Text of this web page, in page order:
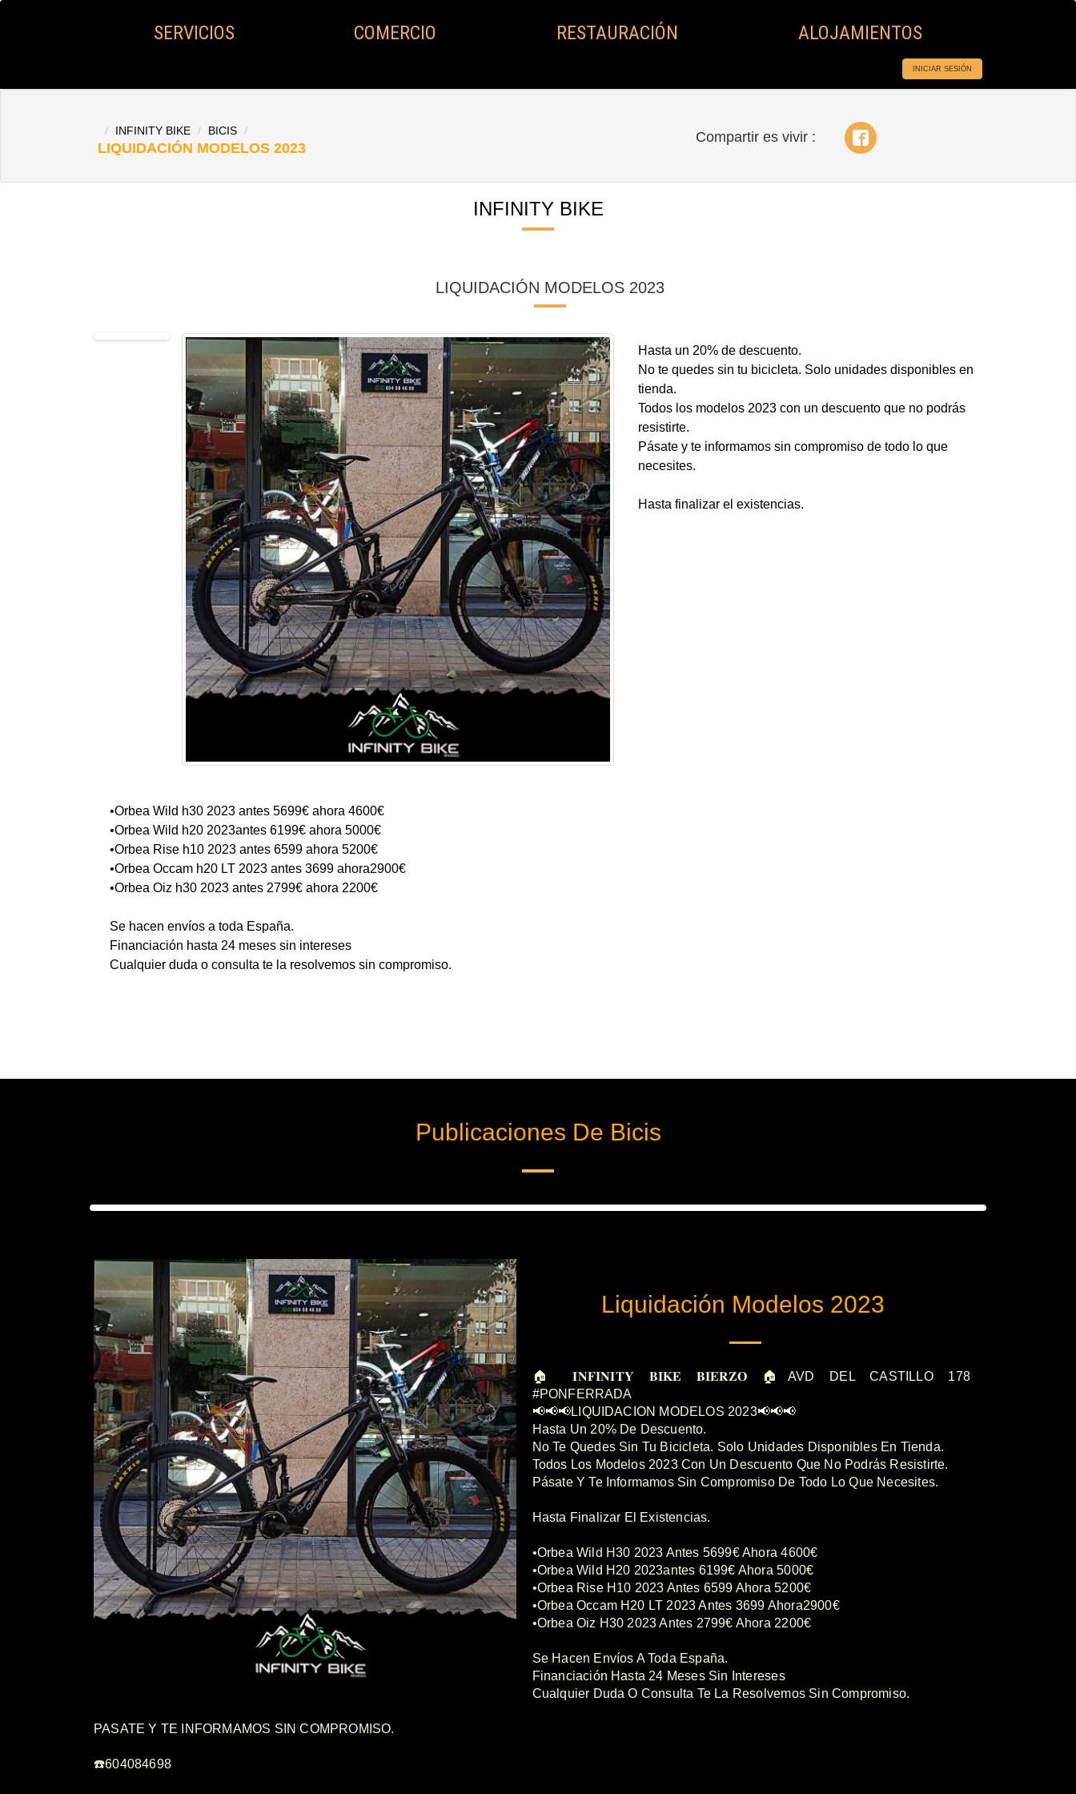
SERVICIOS COMERCIO RESTAURACIÓN ALOJAMIENTOS
INICIAR SESIÓN
INFINITY BIKE BICIS
LIQUIDACIÓN MODELOS 2023
Compartir es vivir :
INFINITY BIKE
LIQUIDACIÓN MODELOS 2023
Hasta un 20% de descuento.
No te quedes sin tu bicicleta. Solo unidades disponibles en
tienda.
Todos los modelos 2023 con un descuento que no podrás
resistirte.
Pásate y te informamos sin compromiso de todo lo que
necesites.
Hasta finalizar el existencias.
•Orbea Wild h30 2023 antes 5699€ ahora 4600€
•Orbea Wild h20 2023antes 6199€ ahora 5000€
•Orbea Rise h10 2023 antes 6599 ahora 5200€
•Orbea Occam h20 LT 2023 antes 3699 ahora2900€
•Orbea Oiz h30 2023 antes 2799€ ahora 2200€
Se hacen envíos a toda España.
Financiación hasta 24 meses sin intereses
Cualquier duda o consulta te la resolvemos sin compromiso.
Publicaciones De Bicis
Liquidación Modelos 2023
🏠 𝐈𝐍𝐅𝐈𝐍𝐈𝐓𝐘 𝐁𝐈𝐊𝐄 𝐁𝐈𝐄𝐑𝐙𝐎 🏠AVD DEL CASTILLO 178
#PONFERRADA
📢📢📢LIQUIDACION MODELOS 2023📢📢📢
Hasta Un 20% De Descuento.
No Te Quedes Sin Tu Bicicleta. Solo Unidades Disponibles En Tienda.
Todos Los Modelos 2023 Con Un Descuento Que No Podrás Resistirte.
Pásate Y Te Informamos Sin Compromiso De Todo Lo Que Necesites.
Hasta Finalizar El Existencias.
•Orbea Wild H30 2023 Antes 5699€ Ahora 4600€
•Orbea Wild H20 2023antes 6199€ Ahora 5000€
•Orbea Rise H10 2023 Antes 6599 Ahora 5200€
•Orbea Occam H20 LT 2023 Antes 3699 Ahora2900€
•Orbea Oiz H30 2023 Antes 2799€ Ahora 2200€
Se Hacen Envíos A Toda España.
Financiación Hasta 24 Meses Sin Intereses
Cualquier Duda O Consulta Te La Resolvemos Sin Compromiso.
PASATE Y TE INFORMAMOS SIN COMPROMISO.
☎️604084698